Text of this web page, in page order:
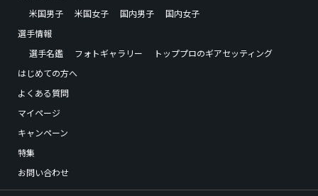
米国男子
米国女子 国内男子
国内女子
選手情報
選手名鑑
フォトギャラリー
トッププロのギアセッティング
はじめての方へ
よくある質問
マイページ
キャンペーン
特集
お問い合わせ